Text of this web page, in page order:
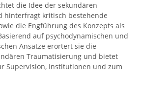
die Idee der sekundären
hinterfragt kritisch bestehende
die Engführung des Konzepts als
auf psychodynamischen und
Ansätze erörtert sie die
Traumatisierung und bietet
Supervision, Institutionen und zum